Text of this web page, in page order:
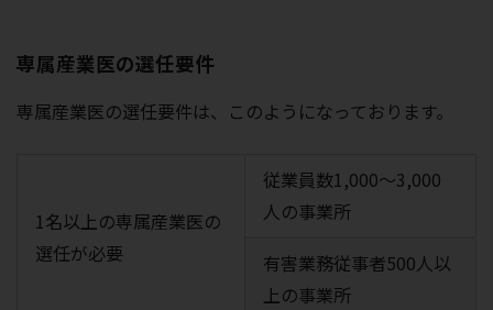
専属産業医の選任要件
専属産業医の選任要件は、このようになっております。
1名以上の専属産業医の
選任が必要
従業員数1,000～3,000
人の事業所
有害業務従事者500人以
上の事業所